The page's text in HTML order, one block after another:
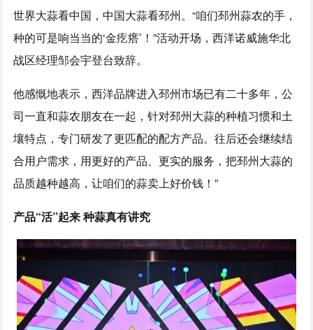
世界大蒜看中国，中国大蒜看邳州。“咱们邳州蒜农的手，
种的可是响当当的‘金疙瘩’！”活动开场，西洋诺威施华北
战区经理邹会宇登台致辞。
他感慨地表示，西洋品牌进入邳州市场已有二十多年，公
司一直和蒜农朋友在一起，针对邳州大蒜的种植习惯和土
壤特点，专门研发了更匹配的配方产品。往后还会继续结
合用户需求，用更好的产品、更实的服务，把邳州大蒜的
品质越种越高，让咱们的蒜卖上好价钱！”
产品“活”起来 种蒜真有讲究